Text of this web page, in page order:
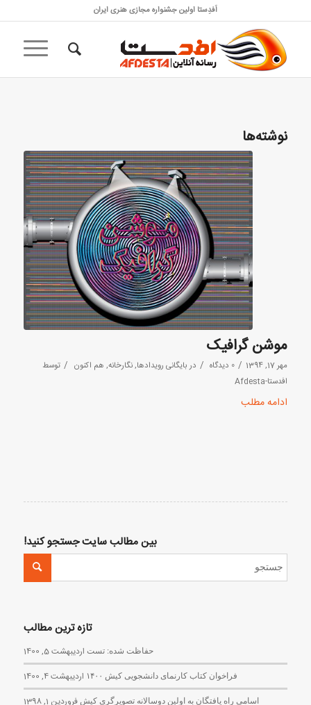
اَفدِستا اولین جشنواره مجازی هنری ایران
نوشته‌ها
موشن گرافیک
مهر 17, 1394 / 0 دیدگاه / در بایگانی رویدادها,نگارخانه, هم اکنون / توسط
افدستا-Afdesta
ادامه مطلب
بین مطالب سایت جستجو کنید!
تازه ترین مطالب
حفاظت شده: تست اردیبهشت 5, 1400
فراخوان کتاب کارنمای دانشجویی کیش ۱۴۰۰ اردیبهشت 4, 1400
اسامی راه یافتگان به اولین دوسالانه تصویرگری کیش فروردین 1, 1398